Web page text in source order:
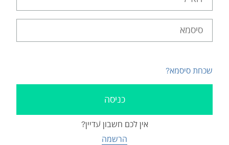
שכחת סיסמא?
אין לכם חשבון עדיין?
הרשמה